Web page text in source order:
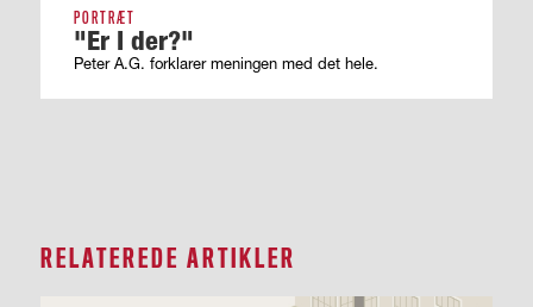
PORTRÆT
"Er I der?"
Peter A.G. forklarer meningen med det hele.
RELATEREDE ARTIKLER